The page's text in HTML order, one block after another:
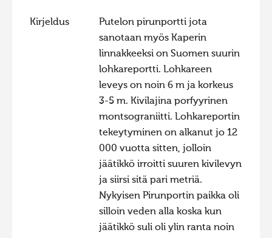
Liikuvad kuvad 2020
Hiite kuvavõistlus 2018
Hiite kuvavõistlus 2017
Hiite kuvavõistlus 2015
Hiite kuvavõistlus 2014
Hiite kuvavõistlus 2012
Hiite kuvavõistlus 2011
Kirjeldus
Putelon pirunportti jota
sanotaan myös Kaperin
linnakkeeksi on Suomen suurin
lohkareportti. Lohkareen
leveys on noin 6 m ja korkeus
3-5 m. Kivilajina porfyyrinen
montsograniitti. Lohkareportin
tekeytyminen on alkanut jo 12
000 vuotta sitten, jolloin
jäätikkö irroitti suuren kivilevyn
ja siirsi sitä pari metriä.
Nykyisen Pirunportin paikka oli
silloin veden alla koska kun
jäätikkö suli oli ylin ranta noin